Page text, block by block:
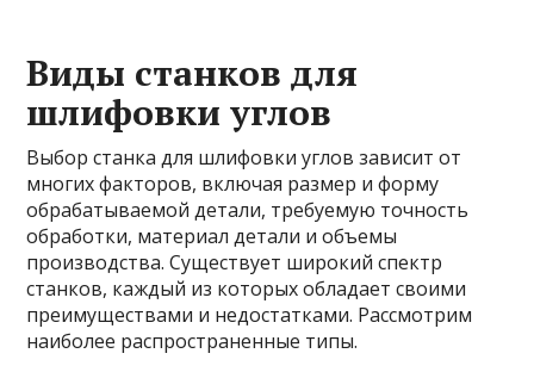
Виды станков для
шлифовки углов
Выбор станка для шлифовки углов зависит от
многих факторов, включая размер и форму
обрабатываемой детали, требуемую точность
обработки, материал детали и объемы
производства. Существует широкий спектр
станков, каждый из которых обладает своими
преимуществами и недостатками. Рассмотрим
наиболее распространенные типы.